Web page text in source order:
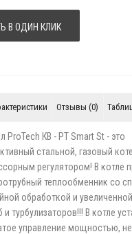
В ОДИН КЛИК
Отзывы (0)
ProTech КВ - РТ Smart St - это
стальной, газовый
регулятором! В котле
теплообменник со
обработкой и
турбулизаторов!!! В котле
управление мощностью,